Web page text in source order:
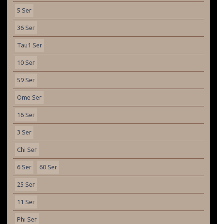
5 Ser
36 Ser
Tau1 Ser
10 Ser
59 Ser
Ome Ser
16 Ser
3 Ser
Chi Ser
6 Ser 60 Ser
25 Ser
11 Ser
Phi Ser